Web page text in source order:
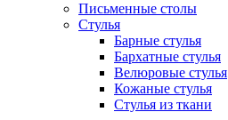
Письменные столы
Стулья
Барные стулья
Бархатные стулья
Велюровые стулья
Кожаные стулья
Стулья из ткани